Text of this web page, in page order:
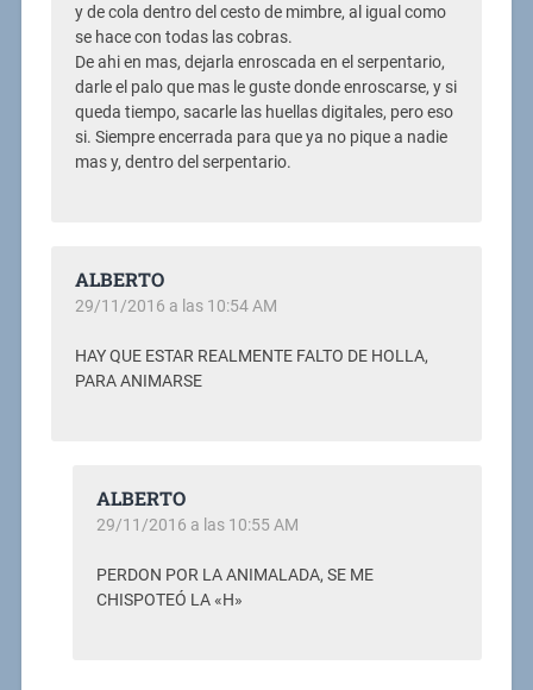
y de cola dentro del cesto de mimbre, al igual como
se hace con todas las cobras.
De ahi en mas, dejarla enroscada en el serpentario,
darle el palo que mas le guste donde enroscarse, y si
queda tiempo, sacarle las huellas digitales, pero eso
si. Siempre encerrada para que ya no pique a nadie
mas y, dentro del serpentario.
ALBERTO
29/11/2016 a las 10:54 AM
HAY QUE ESTAR REALMENTE FALTO DE HOLLA,
PARA ANIMARSE
ALBERTO
29/11/2016 a las 10:55 AM
PERDON POR LA ANIMALADA, SE ME
CHISPOTEÓ LA «H»